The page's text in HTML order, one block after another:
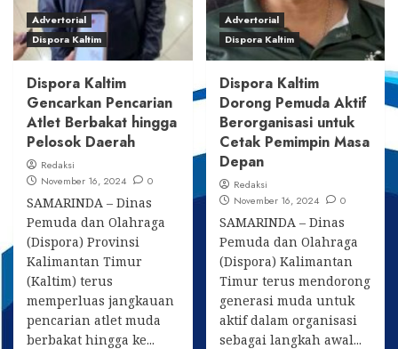
Januari
2025
IV,
Targetkan
Prestasi
Gemilang
Advertorial
Dispora Kaltim
Dispora Kaltim
Gencarkan Pencarian
Atlet Berbakat hingga
Pelosok Daerah
Redaksi
November 16, 2024
0
SAMARINDA – Dinas
Pemuda dan Olahraga
(Dispora) Provinsi
Kalimantan Timur
(Kaltim) terus
memperluas jangkauan
pencarian atlet muda
berbakat hingga ke...
Advertorial
Dispora Kaltim
Dispora Kaltim
Dorong Pemuda Aktif
Berorganisasi untuk
Cetak Pemimpin Masa
Depan
Redaksi
November 16, 2024
0
SAMARINDA – Dinas
Pemuda dan Olahraga
(Dispora) Kalimantan
Timur terus mendorong
generasi muda untuk
aktif dalam organisasi
sebagai langkah awal...